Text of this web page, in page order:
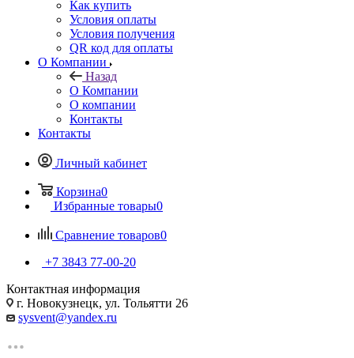
Как купить
Условия оплаты
Условия получения
QR код для оплаты
О Компании
Назад
О Компании
О компании
Контакты
Контакты
Личный кабинет
Корзина0
Избранные товары0
Сравнение товаров0
+7 3843 77-00-20
Контактная информация
г. Новокузнецк, ул. Тольятти 26
sysvent@yandex.ru